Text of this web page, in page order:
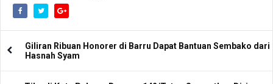
Giliran Ribuan Honorer di Barru Dapat Bantuan Sembako dari
Hasnah Syam